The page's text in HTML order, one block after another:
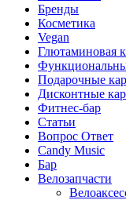
Бренды
Косметика
Vegan
Глютаминовая
Подарочные
Дисконтные
Фитнес-бар
Статьи
Вопрос Ответ
Candy Music
Бар
Велозапчасти